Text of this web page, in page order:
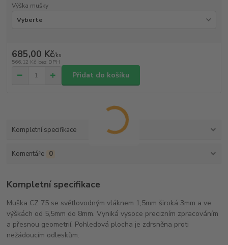
Výška mušky
685,00 Kč/ks
566,12 Kč bez DPH
Přidat do košíku
Kompletní specifikace
Komentáře 0
Kompletní specifikace
Muška CZ 75 se světlovodným vláknem 1,5mm široká 3mm a ve
výškách od 5,5mm do 8mm. Vyniká vysoce precizním zpracováním
a přesnou geometrií. Pohledová plocha je zdrsněna proti
nežádoucím odleskům.